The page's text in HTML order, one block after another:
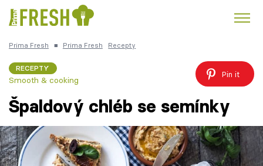
Česká kuchyně
Témata
Prima Fresh ■ Prima Fresh Recepty
RECEPTY
Smooth & cooking
Pin it
Špaldový chléb se semínky